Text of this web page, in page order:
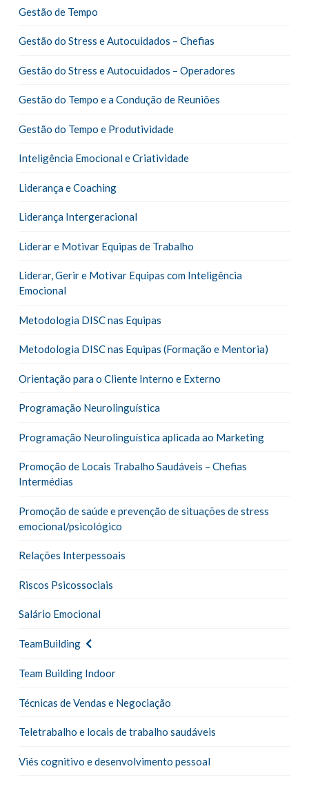
Gestão de Tempo
Gestão do Stress e Autocuidados – Chefias
Gestão do Stress e Autocuidados – Operadores
Gestão do Tempo e a Condução de Reuniões
Gestão do Tempo e Produtividade
Inteligência Emocional e Criatividade
Liderança e Coaching
Liderança Intergeracional
Liderar e Motivar Equipas de Trabalho
Liderar, Gerir e Motivar Equipas com Inteligência
Emocional
Metodologia DISC nas Equipas
Metodologia DISC nas Equipas (Formação e Mentoria)
Orientação para o Cliente Interno e Externo
Programação Neurolinguística
Programação Neurolinguística aplicada ao Marketing
Promoção de Locais Trabalho Saudáveis – Chefias
Intermédias
Promoção de saúde e prevenção de situações de stress
emocional/psicológico
Relações Interpessoais
Riscos Psicossociais
Salário Emocional
TeamBuilding
Team Building Indoor
Técnicas de Vendas e Negociação
Teletrabalho e locais de trabalho saudáveis
Viés cognitivo e desenvolvimento pessoal